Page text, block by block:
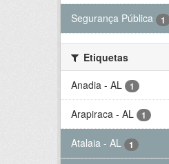
Segurança Pública 1
Etiquetas
Anadia - AL
1
Arapiraca - AL 1
Atalaia - AL 1